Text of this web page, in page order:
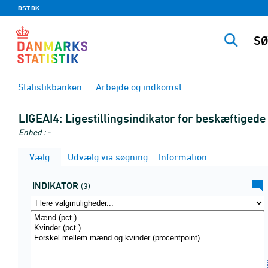
DST.DK
Statistikbanken Arbejde og indkomst
LIGEAI4: Ligestillingsindikator for beskæftigede
Enhed : -
Vælg Udvælg via søgning Information
INDIKATOR (3)